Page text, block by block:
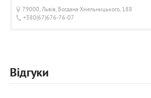
79000, Львів, Богдана Хмельницького, 188
+380(67)676-76-07
Відгуки